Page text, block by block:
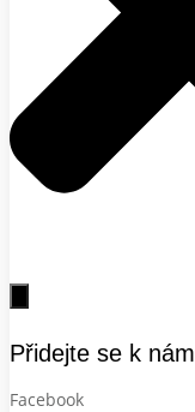
Přidejte se k nám
Facebook